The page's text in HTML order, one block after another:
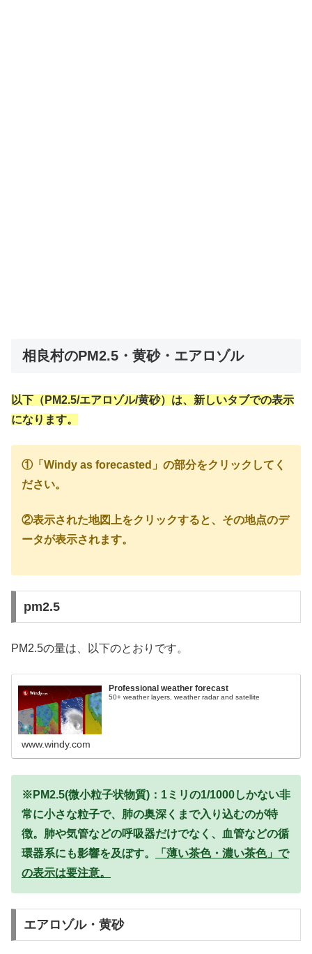
相良村のPM2.5・黄砂・エアロゾル
以下（PM2.5/エアロゾル/黄砂）は、新しいタブでの表示
になります。
①「Windy as forecasted」の部分をクリックしてく
ださい。
②表示された地図上をクリックすると、その地点のデ
ータが表示されます。
pm2.5
PM2.5の量は、以下のとおりです。
Professional weather forecast
50+ weather layers, weather radar and satellite
www.windy.com
※PM2.5(微小粒子状物質)：1ミリの1/1000しかない非
常に小さな粒子で、肺の奥深くまで入り込むのが特
徴。肺や気管などの呼吸器だけでなく、血管などの循
環器系にも影響を及ぼす。
「薄い茶色・濃い茶色」で
の表示は要注意。
エアロゾル・黄砂